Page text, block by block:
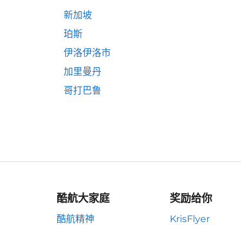
新加坡
珀斯
伊洛伊洛市
加里曼丹
哥打巴鲁
酷航大家庭
酷航精神
奖励给你
KrisFlyer